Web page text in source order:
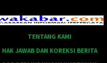
TENTANG KAMI
HAK JAWAB DAN KOREKSI BERITA